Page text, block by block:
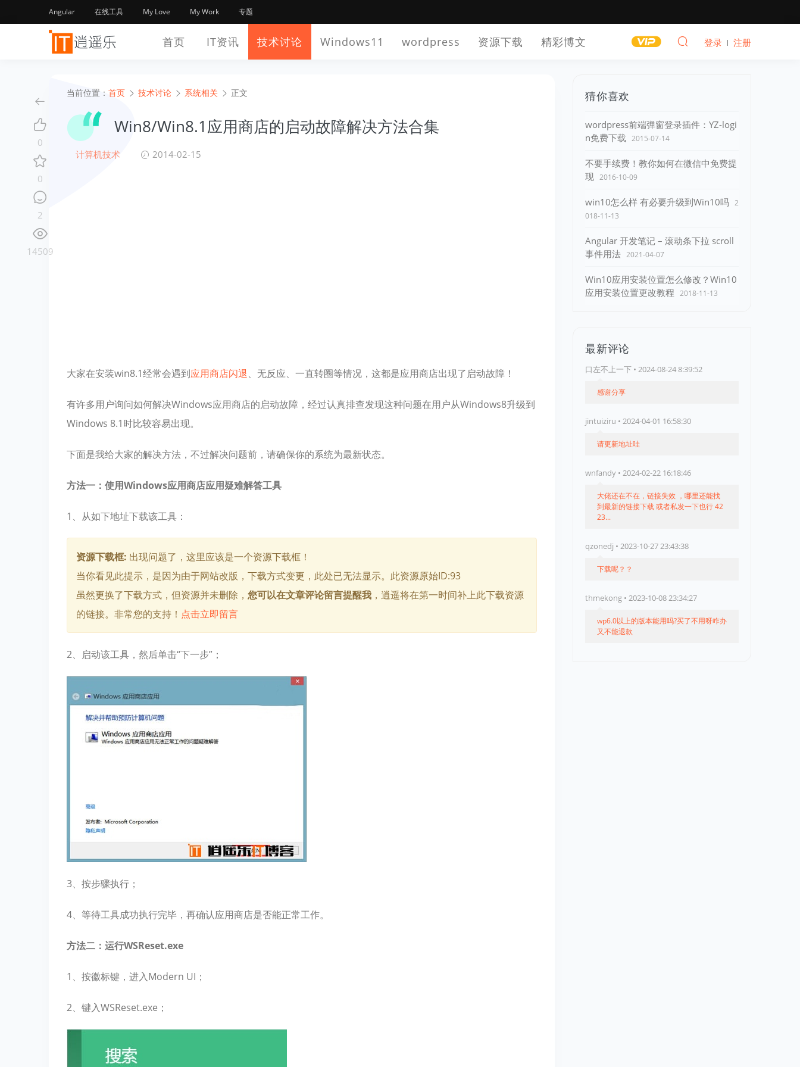
Angular 在线工具 My Love My Work 专题
首页 IT资讯 技术讨论 Windows11 wordpress 资源下载 精彩博文 登录 注册
当前位置： 首页 技术讨论 系统相关 正文
Win8/Win8.1应用商店的启动故障解决方法合集
计算机技术 2014-02-15
大家在安装win8.1经常会遇到应用商店闪退、无反应、一直转圈等情况，这都是应用商店出现了启动故障！
有许多用户询问如何解决Windows应用商店的启动故障，经过认真排查发现这种问题在用户从Windows8升级到
Windows 8.1时比较容易出现。
下面是我给大家的解决方法，不过解决问题前，请确保你的系统为最新状态。
方法一：使用Windows应用商店应用疑难解答工具
1、从如下地址下载该工具：
资源下载框: 出现问题了，这里应该是一个资源下载框！
当你看见此提示，是因为由于网站改版，下载方式变更，此处已无法显示。此资源原始ID:93
虽然更换了下载方式，但资源并未删除， 您可以在文章评论留言提醒我 ，逍遥将在第一时间补上此下载资源
的链接。非常您的支持！ 点击立即留言
2、启动该工具，然后单击“下一步”；
3、按步骤执行；
4、等待工具成功执行完毕，再确认应用商店是否能正常工作。
方法二：运行WSReset.exe
1、按徽标键，进入Modern UI；
2、键入WSReset.exe；
猜你喜欢
wordpress前端弹窗登录插件：YZ-logi
n免费下载 2015-07-14
不要手续费！教你如何在微信中免费提
现 2016-10-09
win10怎么样 有必要升级到Win10吗 2
018-11-13
Angular 开发笔记 – 滚动条下拉 scroll
事件用法 2021-04-07
Win10应用安装位置怎么修改？Win10
应用安装位置更改教程 2018-11-13
最新评论
口左不上一下 • 2024-08-24 8:39:52
感谢分享
jintuiziru • 2024-04-01 16:58:30
请更新地址哇
wnfandy • 2024-02-22 16:18:46
大佬还在不在，链接失效 ，哪里还能找
到最新的链接下载 或者私发一下也行 42
23...
qzonedj • 2023-10-27 23:43:38
下载呢？？
thmekong • 2023-10-08 23:34:27
wp6.0以上的版本能用吗?买了不用呀咋办
又不能退款
0
0
2
14509